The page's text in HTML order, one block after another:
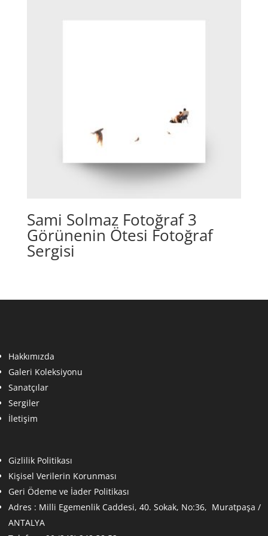
Sami Solmaz Fotoğraf 3
Görünenin Ötesi Fotoğraf
Sergisi
Hakkımızda
Galeri Koleksiyonu
Sanatçılar
Sergiler
İletişim
Gizlilik Politikası
Kişisel Verilerin Korunması
Geri Ödeme ve İader Politikası
Adres : Milli Egemenlik Caddesi, 40. Sokak, No:36, Muratpaşa /
ANTALYA